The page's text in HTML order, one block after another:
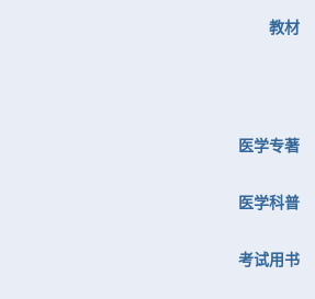
教材
医学专著
医学科普
考试用书